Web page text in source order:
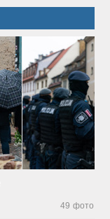
49 фото